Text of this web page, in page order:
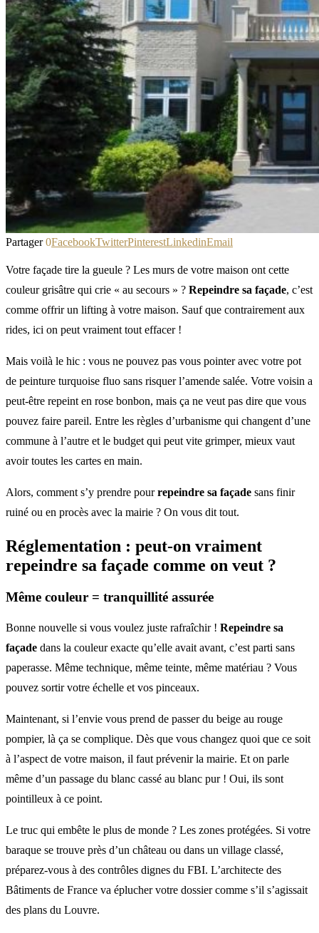
Partager 0FacebookTwitterPinterestLinkedinEmail
Votre façade tire la gueule ? Les murs de votre maison ont cette
couleur grisâtre qui crie « au secours » ? Repeindre sa façade, c’est
comme offrir un lifting à votre maison. Sauf que contrairement aux
rides, ici on peut vraiment tout effacer !
Mais voilà le hic : vous ne pouvez pas vous pointer avec votre pot
de peinture turquoise fluo sans risquer l’amende salée. Votre voisin a
peut-être repeint en rose bonbon, mais ça ne veut pas dire que vous
pouvez faire pareil. Entre les règles d’urbanisme qui changent d’une
commune à l’autre et le budget qui peut vite grimper, mieux vaut
avoir toutes les cartes en main.
Alors, comment s’y prendre pourrepeindre sa façade sans finir
ruiné ou en procès avec la mairie ? On vous dit tout.
Réglementation : peut-on vraiment
repeindre sa façade comme on veut ?
Même couleur = tranquillité assurée
Bonne nouvelle si vous voulez juste rafraîchir ! Repeindre sa
façade dans la couleur exacte qu’elle avait avant, c’est parti sans
paperasse. Même technique, même teinte, même matériau ? Vous
pouvez sortir votre échelle et vos pinceaux.
Maintenant, si l’envie vous prend de passer du beige au rouge
pompier, là ça se complique. Dès que vous changez quoi que ce soit
à l’aspect de votre maison, il faut prévenir la mairie. Et on parle
même d’un passage du blanc cassé au blanc pur ! Oui, ils sont
pointilleux à ce point.
Le truc qui embête le plus de monde ? Les zones protégées. Si votre
baraque se trouve près d’un château ou dans un village classé,
préparez-vous à des contrôles dignes du FBI. L’architecte des
Bâtiments de France va éplucher votre dossier comme s’il s’agissait
des plans du Louvre.